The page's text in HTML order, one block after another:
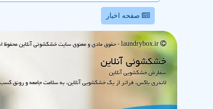
صفحه اخبار
laundrybox.ir - حقوق مادی و معنوی سایت خشكشوئی آنلاین محفوظ است : 1395~1405
خشكشوئی آنلاین
سفارش خشکشویی آنلاین
لاندری باکس، فراتر از یک خشکشویی آنلاین، به سلامت جامعه و رونق